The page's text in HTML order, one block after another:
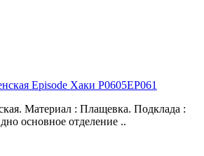
Episode Хаки P0605EP061
Материал : Плащевка. Подклада :
основное отделение ..